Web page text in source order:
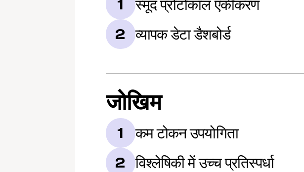
1 स्मूद प्रोटोकॉल एकीकरण
2 व्यापक डेटा डैशबोर्ड
जोखिम
1 कम टोकन उपयोगिता
2 विश्लेषिकी में उच्च प्रतिस्पर्धा